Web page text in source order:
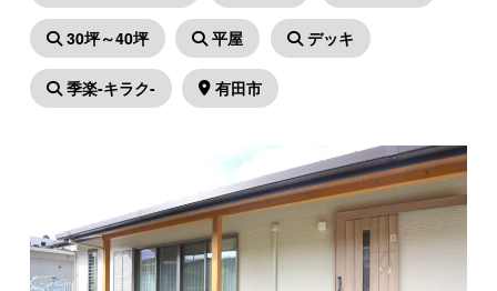
30坪～40坪 平屋 デッキ
季楽-キラク- 有田市